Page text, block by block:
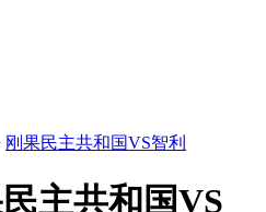
刚果民主共和国VS智利
主共和国VS